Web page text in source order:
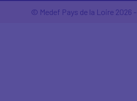
© Medef Pays de la Loire 2026 -